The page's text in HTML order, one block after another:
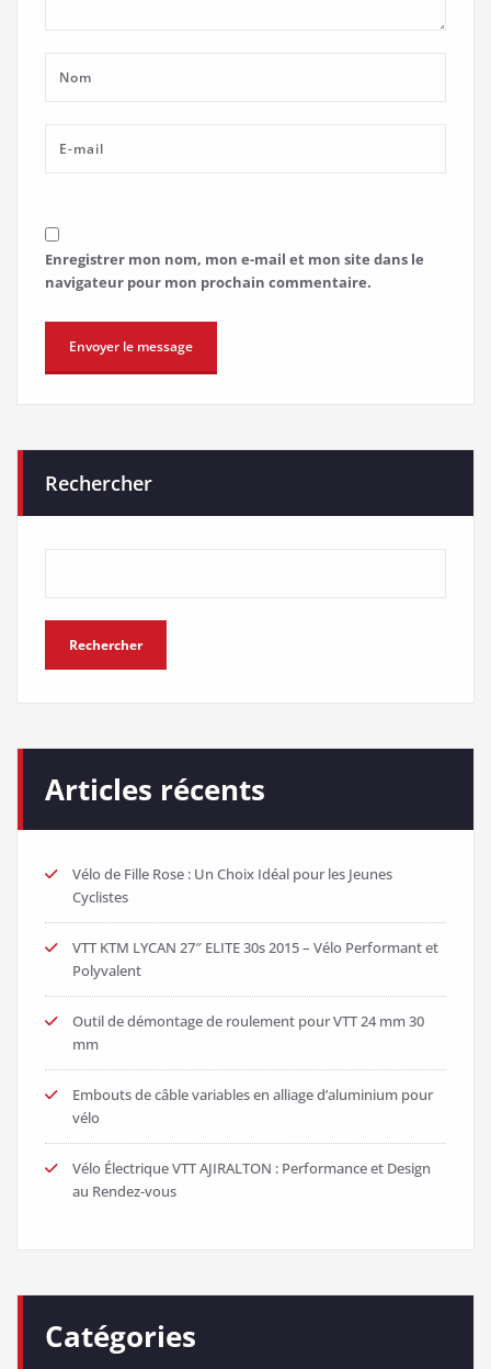
Enregistrer mon nom, mon e-mail et mon site dans le
navigateur pour mon prochain commentaire.
Rechercher
Rechercher
Articles récents
Vélo de Fille Rose : Un Choix Idéal pour les Jeunes
Cyclistes
VTT KTM LYCAN 27″ ELITE 30s 2015 – Vélo Performant et
Polyvalent
Outil de démontage de roulement pour VTT 24 mm 30
mm
Embouts de câble variables en alliage d’aluminium pour
vélo
Vélo Électrique VTT AJIRALTON : Performance et Design
au Rendez-vous
Catégories